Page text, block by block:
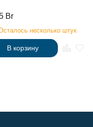
Br
несколько штук
В корзину